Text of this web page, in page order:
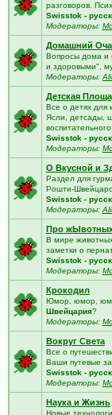
разговоров.
Swisstok -
Модераторы:
Домашний
Вопросы дома и
и здоровыми",
Модераторы:
Детская
Все о детях для
Ясли, детсады,
Swisstok -
Модераторы:
О Вкусной и
Раздел для
Рошти-
Swisstok -
Модераторы:
Про
В мире
заметки о
Swisstok -
Модераторы:
Крокодил
Юмор, юмор,
Швейцария?
Модераторы:
Вокруг Света
Все о
Ваши путевые
Swisstok -
Модераторы:
Наука и Жизнь
Новые